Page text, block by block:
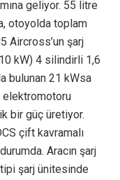
geliyor. 55 litre
otoyolda toplam
Aircross’un şarj
kW) 4 silindirli 1,6
bulunan 21 kWsa
elektromotoru
bir güç üretiyor.
çift kavramalı
Aracın şarj
şarj ünitesinde